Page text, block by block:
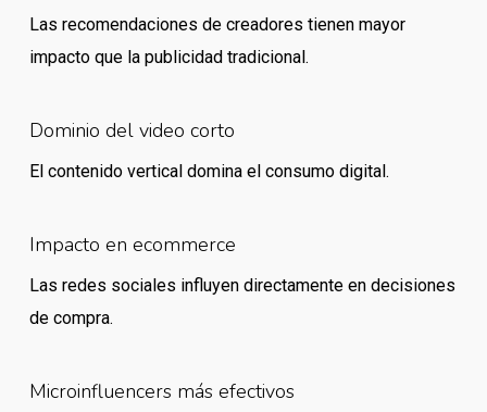
Las recomendaciones de creadores tienen mayor
impacto que la publicidad tradicional.
Dominio del video corto
El contenido vertical domina el consumo digital.
Impacto en ecommerce
Las redes sociales influyen directamente en decisiones
de compra.
Microinfluencers más efectivos